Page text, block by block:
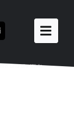
und die Welt.